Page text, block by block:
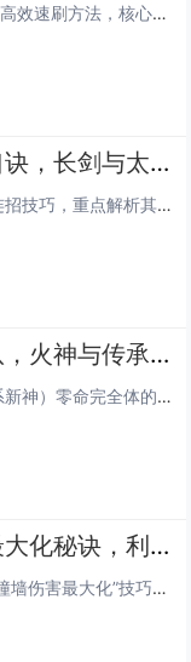
本文介绍了《星际战甲》中“双衍王境”副本的高效速刷方法，核心在于使用S系（Sentient）战甲进行单人无尽回响循环，该策略通过精准利用S系战甲的高生存能力、群体控制与快速清怪机制（如Nidus的寄生、Hydroid的潮汐涌流或Wukong...
永劫无间新英雄江云无限连招口诀，长剑与太刀切换取消后摇的实战combo
本文介绍了《永劫无间》新英雄江云的高阶连招技巧，重点解析其长剑与太刀双武器切换取消后摇的核心机制，通过精准的武器切换时机（如长剑重击后接太刀轻击、或太刀升龙后瞬切长剑），可无缝衔接技能、规避硬直，实现流畅无限连招，文中还提供了实用口诀，如“...
原神纳塔新角色零命完全体配队，火神与传承机制叠加的深渊满星阵容解析
本文解析《原神》纳塔版本中火神（纳塔火系新神）零命完全体的配队思路与深渊满星实战策略，重点围绕“火神+传承机制”双核驱动展开：火神凭借高倍率普攻、稳定后台火附着及元素爆发增益，配合纳塔特有的“传承”机制（如角色登场时继承前一位角色的部分bu...
怪物猎人，荒野操龙撞墙伤害最大化秘诀，利用地形落差实现连续撞墙三次的技巧
在《怪物猎人：荒野》中，操龙系统新增了“撞墙伤害最大化”技巧：通过精准操控飞龙，利用地形高低差（如悬崖、断壁或阶梯状岩层）制造连续三次撞墙机会，具体操作是先骑乘飞龙高速俯冲接近垂直岩壁，在即将触壁瞬间微调方向使龙首撞击墙面，借助反弹力跃起后...